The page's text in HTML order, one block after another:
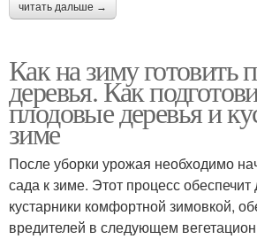
читать дальше →
Как на зиму готовить
деревья. Как
плодовые деревья и
зиме
После уборки урожая необходимо
сада к зиме. Этот процесс обеспечит
кустарники комфортной зимовкой,
вредителей в следующем